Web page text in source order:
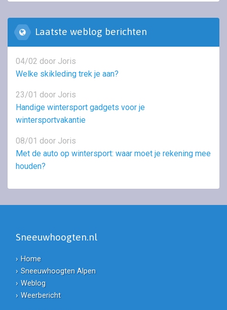
Laatste weblog berichten
04/02 door Joris
Welke skikleding trek je aan?
23/01 door Joris
Handige wintersport gadgets voor je
wintersportvakantie
08/01 door Joris
Met de auto op wintersport: waar moet je rekening mee
houden?
Sneeuwhoogten.nl
Home
Sneeuwhoogten Alpen
Weblog
Weerbericht